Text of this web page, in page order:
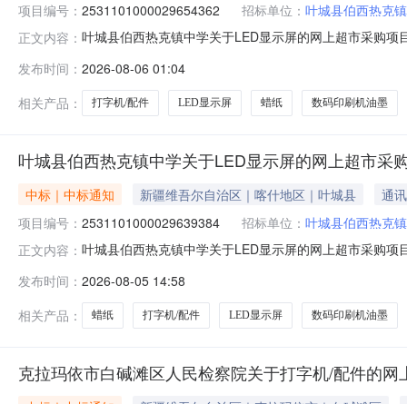
项目编号： 2531101000029654362 招标单位： 叶城县伯西热克
正文内容： 叶城县伯西热克镇中学关于LED显示屏的网上超市采购
额（元）:项目所在行政区划编码:653126项目所在行政
发布时间： 2026-08-06 01:04
相关产品：
打字机/配件 LED显示屏 蜡纸 数码印刷机油墨
叶城县伯西热克镇中学关于LED显示屏的网上超市采
中标｜中标通知 新疆维吾尔自治区｜喀什地区｜叶城县
通
项目编号： 2531101000029639384 招标单位： 叶城县伯西热克
正文内容： 叶城县伯西热克镇中学关于LED显示屏的网上超市采购
额（元）:项目所在行政区划编码:653126项目所在行政
发布时间： 2026-08-05 14:58
相关产品：
蜡纸 打字机/配件 LED显示屏 数码印刷机油墨
克拉玛依市白碱滩区人民检察院关于打字机/配件的